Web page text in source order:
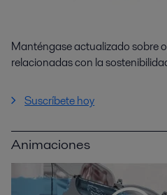
Manténgase actualizado sobre
relacionadas con la
Suscríbete hoy
Animaciones